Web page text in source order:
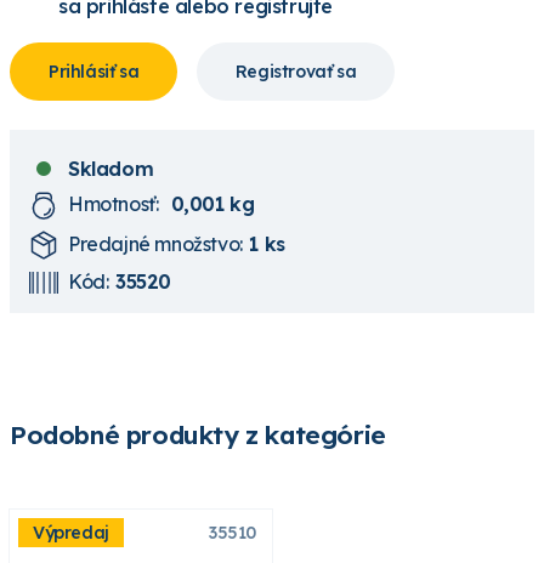
sa prihláste alebo registrujte
Prihlásiť sa Registrovať sa
Skladom
Hmotnosť: 0,001 kg
Predajné množstvo: 1 ks
Kód: 35520
Podobné produkty z kategórie
Výpredaj 35510